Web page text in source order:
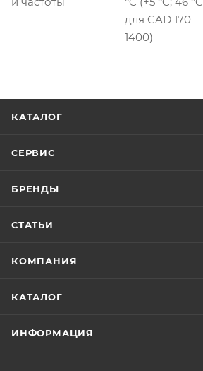
для CAD 170 –
1400)
КАТАЛОГ
СЕРВИС
БРЕНДЫ
СТАТЬИ
КОМПАНИЯ
КАТАЛОГ
ИНФОРМАЦИЯ